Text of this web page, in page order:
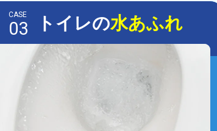
CASE
03 トイレの水あふれ